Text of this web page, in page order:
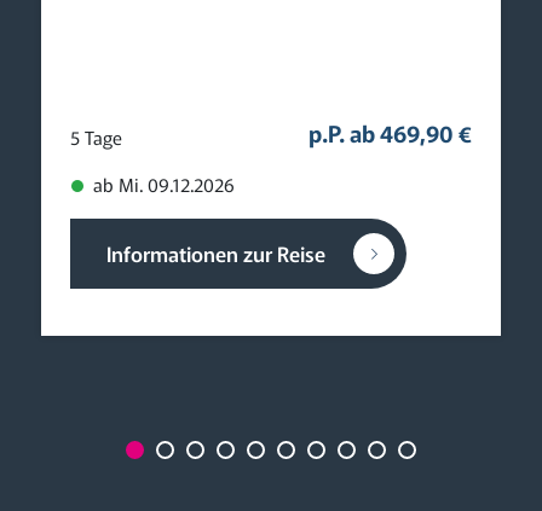
5 Tage
ab Mi. 09.12.2026
p.P. ab 469,90 €
Informationen zur Reise